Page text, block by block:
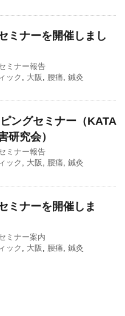
ミナーを開催しまし
ミナー報告
ック, 大阪 , 腰痛, 鍼灸
ングセミナー（KATA
研究会）
ミナー報告
ック, 大阪 , 腰痛, 鍼灸
ミナーを開催しま
ミナー案内
ック, 大阪 , 腰痛, 鍼灸